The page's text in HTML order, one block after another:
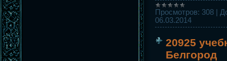
Просмотров: 308
06.03.2014
20925
Белгород